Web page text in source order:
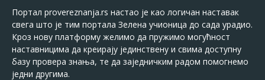
Портал provereznanja.rs настао је као логичан наставак
свега што је тим портала Зелена учионица до сада урадио.
Кроз нову платформу желимо да пружимо могућност
наставницима да креирају јединствену и свима доступну
базу провера знања, те да заједничким радом помогнемо
једни другима.